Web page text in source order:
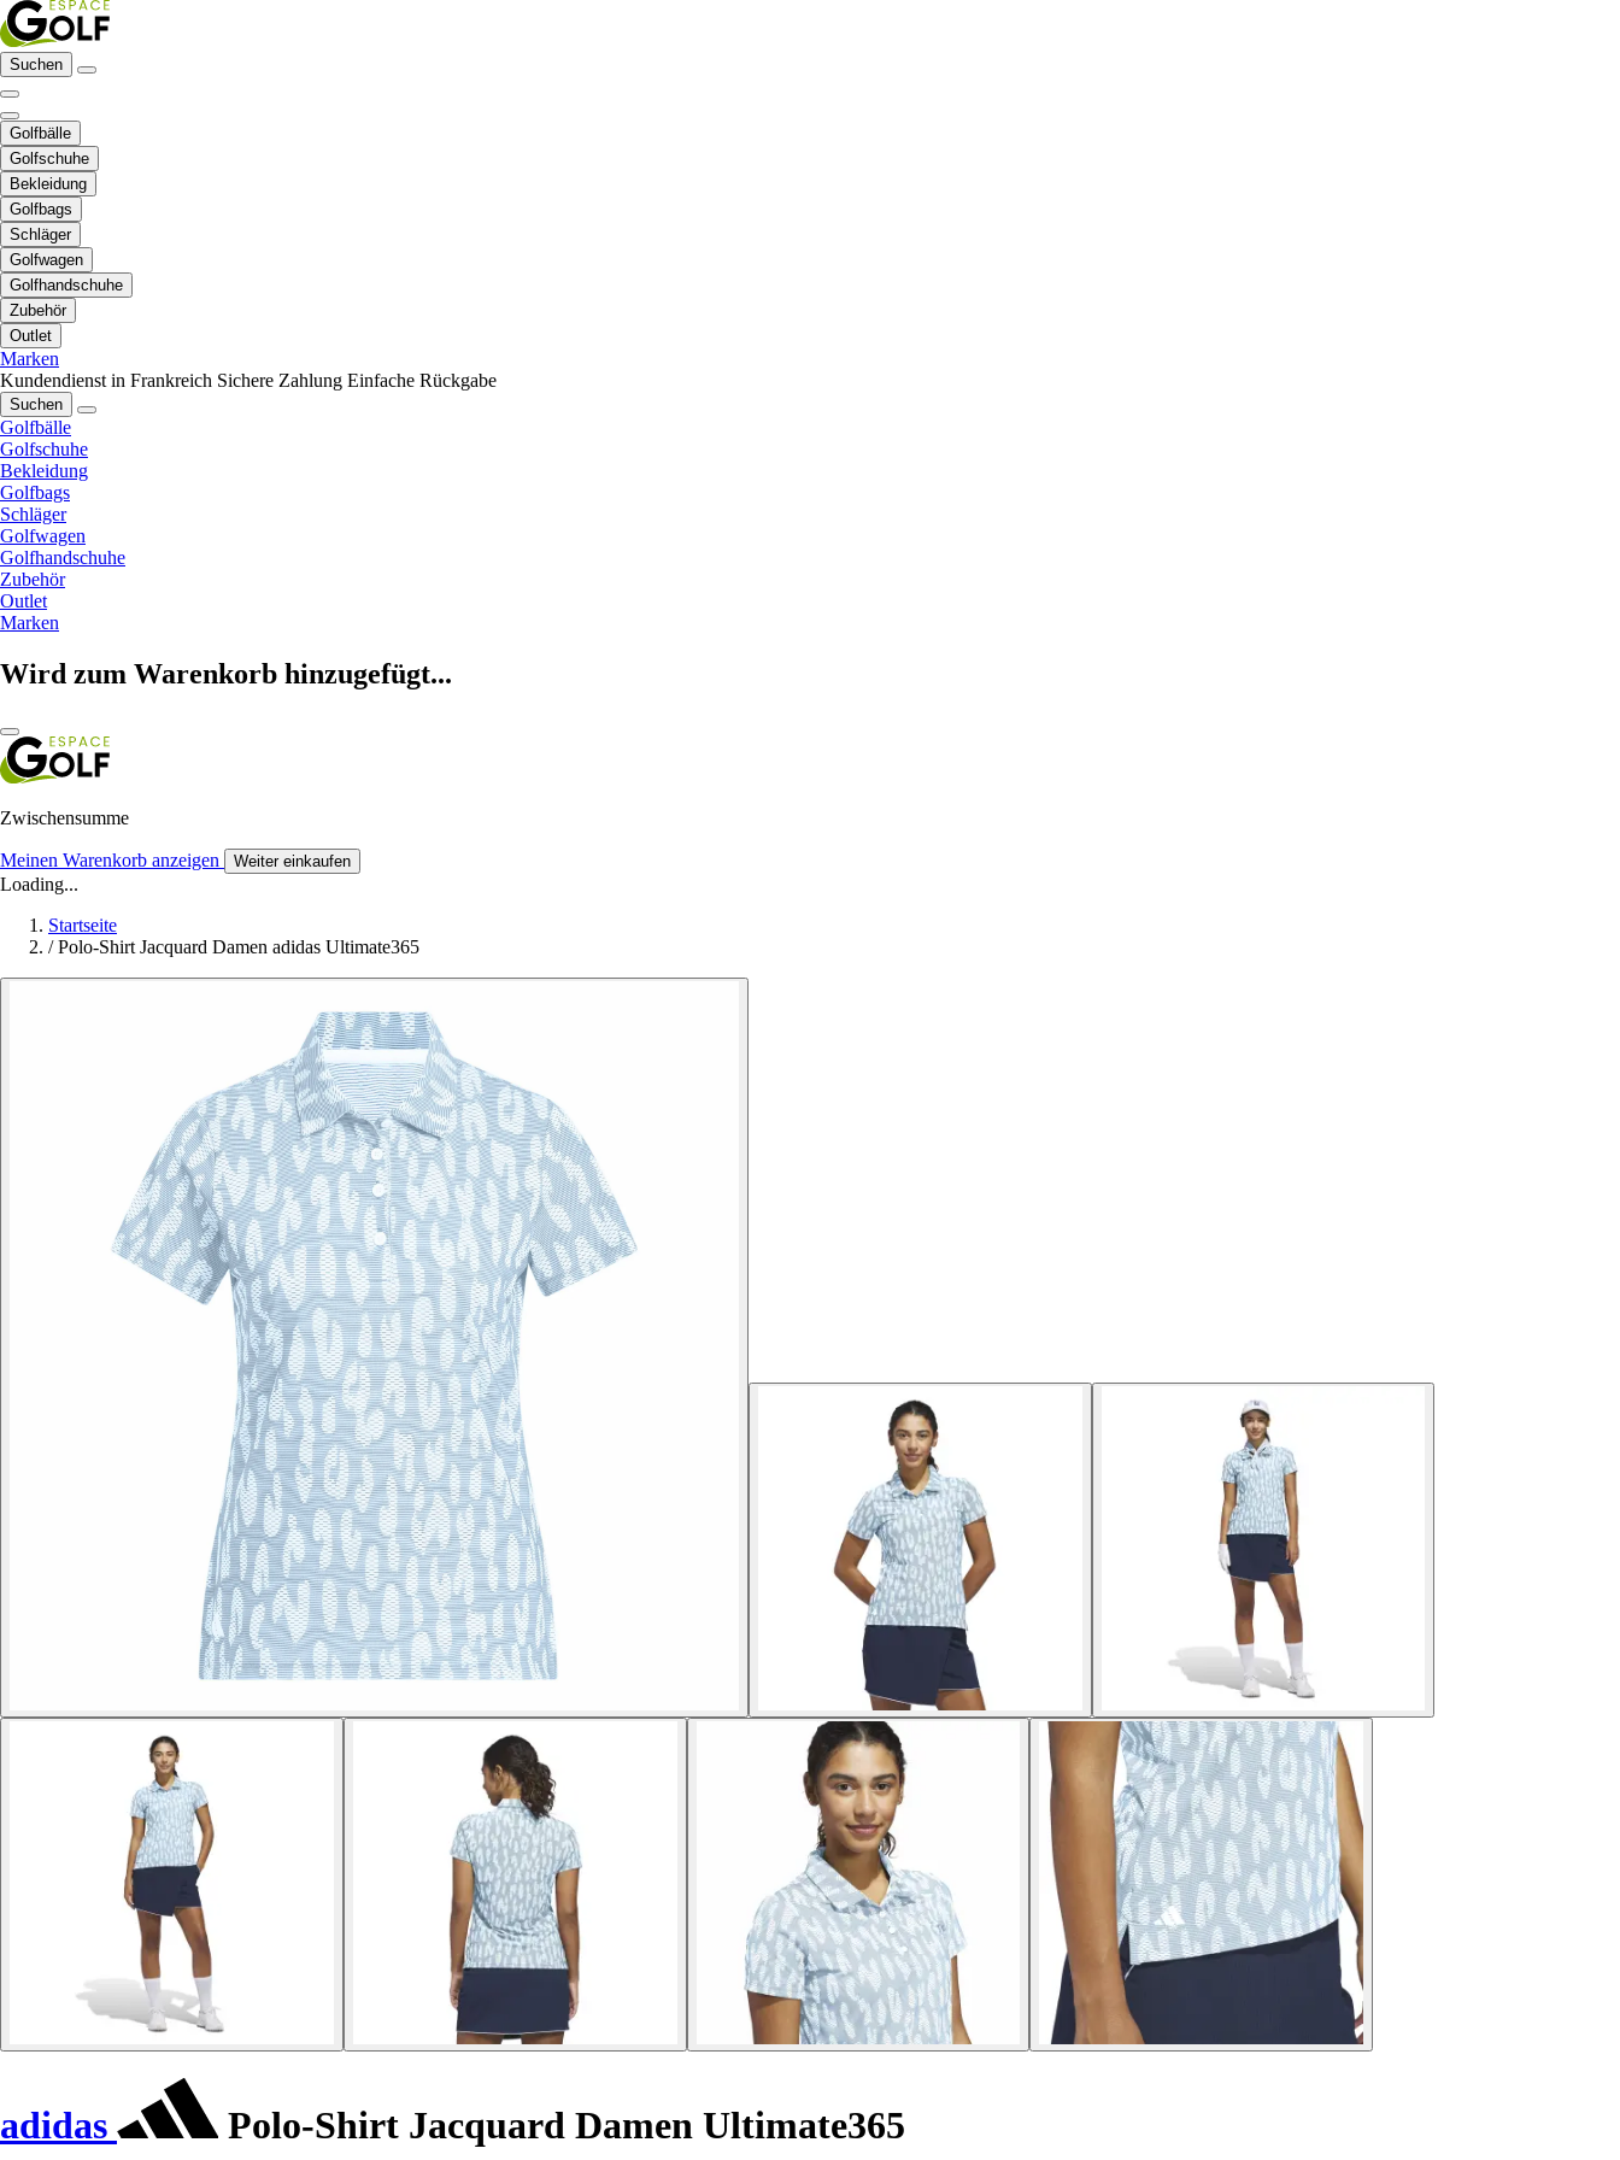
Suchen
Golfbälle
Golfschuhe
Bekleidung
Golfbags
Schläger
Golfwagen
Golfhandschuhe
Zubehör
Outlet
Marken
Kundendienst in Frankreich Sichere Zahlung Einfache Rückgabe
Suchen
Golfbälle
Golfschuhe
Bekleidung
Golfbags
Schläger
Golfwagen
Golfhandschuhe
Zubehör
Outlet
Marken
Wird zum Warenkorb hinzugefügt...
Zwischensumme
Meinen Warenkorb anzeigen Weiter einkaufen
Loading...
Startseite
/ Polo-Shirt Jacquard Damen adidas Ultimate365
adidas Polo-Shirt Jacquard Damen Ultimate365